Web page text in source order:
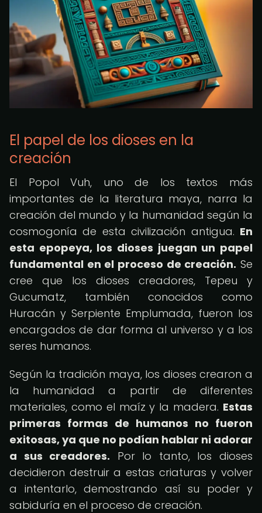
El papel de los dioses en la
creación
El Popol Vuh, uno de los textos más
importantes de la literatura maya, narra la
creación del mundo y la humanidad según la
cosmogonía de esta civilización antigua. En
esta epopeya, los dioses juegan un papel
fundamental en el proceso de creación. Se
cree que los dioses creadores, Tepeu y
Gucumatz, también conocidos como
Huracán y Serpiente Emplumada, fueron los
encargados de dar forma al universo y a los
seres humanos.
Según la tradición maya, los dioses crearon a
la humanidad a partir de diferentes
materiales, como el maíz y la madera. Estas
primeras formas de humanos no fueron
exitosas, ya que no podían hablar ni adorar
a sus creadores. Por lo tanto, los dioses
decidieron destruir a estas criaturas y volver
a intentarlo, demostrando así su poder y
sabiduría en el proceso de creación.